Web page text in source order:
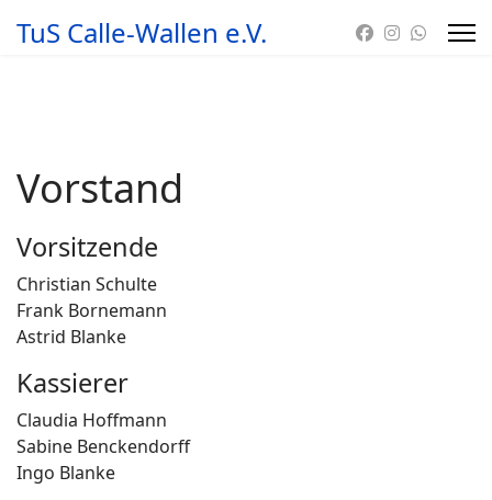
TuS Calle-Wallen e.V.
Vorstand
Vorsitzende
Christian Schulte
Frank Bornemann
Astrid Blanke
Kassierer
Claudia Hoffmann
Sabine Benckendorff
Ingo Blanke